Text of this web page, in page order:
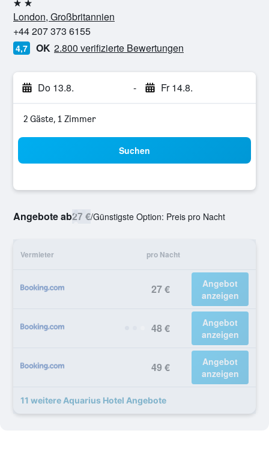
2 Sterne
London, Großbritannien
+44 207 373 6155
4,7 OK 2.800 verifizierte Bewertungen
Do 13.8. - Fr 14.8.
2 Gäste, 1 Zimmer
Suchen
Angebote ab27 €/Günstigste Option: Preis pro Nacht
Vermieter pro Nacht
27 €
Angebot
anzeigen
48 €
Angebot
anzeigen
49 €
Angebot
anzeigen
11 weitere Aquarius Hotel Angebote